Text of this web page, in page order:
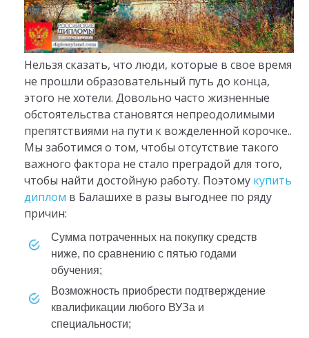
Нельзя сказать, что люди, которые в свое время
не прошли образовательный путь до конца,
этого не хотели. Довольно часто жизненные
обстоятельства становятся непреодолимыми
препятствиями на пути к вожделенной корочке..
Мы заботимся о том, чтобы отсутствие такого
важного фактора не стало преградой для того,
чтобы найти достойную работу. Поэтому купить
диплом в Балашихе в разы выгоднее по ряду
причин:
сумма потраченных на покупку средств
ниже, по сравнению с пятью годами
обучения;
возможность приобрести подтверждение
квалификации любого ВУЗа и
специальности;